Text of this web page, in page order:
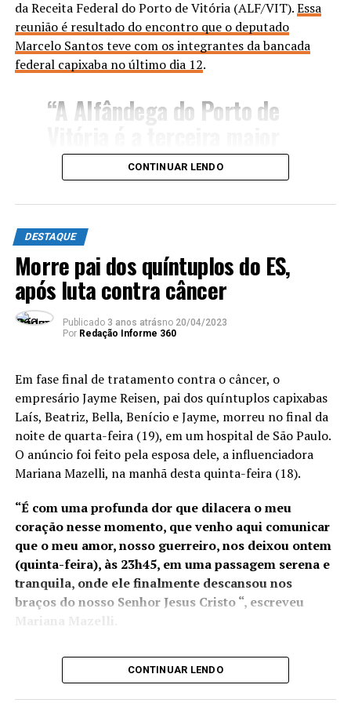
da Receita Federal do Porto de Vitória (ALF/VIT).Essa
reunião é resultado do encontro que o deputado
Marcelo Santos teve com os integrantes da bancada
federal capixaba no último dia 12.
“A Alfândega do Porto de
em volume de importações
e a segunda maior em valor
médio de Declarações de
Importação (DI) no Brasil.
Além disso, a unidade é
responsável pelo controle
de 22 instalações e
recintos alfandegados no
Espírito Santo e atuará em
novos projetos portuários
em execução, como o Porto
da Imetame, com data de
início de operação para
2025. No ano passado, os
portos capixabas
movimentaram R$ 35
bilhões em mercadorias e a
possível transferência da
Alfândega para o Rio de
Janeiro pode gerar
prejuízos à competitividade
CONTINUAR LENDO
DESTAQUE
Morre pai dos quíntuplos do ES,
após luta contra câncer
Publicado 3 anos atrásno 20/04/2023
Por Redação Informe 360
Em fase final de tratamento contra o câncer, o
empresário Jayme Reisen, pai dos quíntuplos capixabas
Laís, Beatriz, Bella, Benício e Jayme, morreu no final da
noite de quarta-feira (19), em um hospital de São Paulo.
O anúncio foi feito pela esposa dele, a influenciadora
Mariana Mazelli, na manhã desta quinta-feira (18).
“É com uma profunda dor que dilacera o meu
coração nesse momento, que venho aqui comunicar
que o meu amor, nosso guerreiro, nos deixou ontem
(quinta-feira), às 23h45, em uma passagem serena e
tranquila, onde ele finalmente descansou nos
braços do nosso Senhor Jesus Cristo “, escreveu
Mariana Mazelli.
Jayme estava em fase final detratamento que só foi
CONTINUAR LENDO